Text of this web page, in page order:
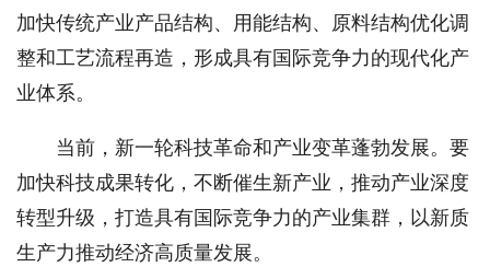
加快传统产业产品结构、用能结构、原料结构优化调
整和工艺流程再造，形成具有国际竞争力的现代化产
业体系。
当前，新一轮科技革命和产业变革蓬勃发展。要
加快科技成果转化，不断催生新产业，推动产业深度
转型升级，打造具有国际竞争力的产业集群，以新质
生产力推动经济高质量发展。